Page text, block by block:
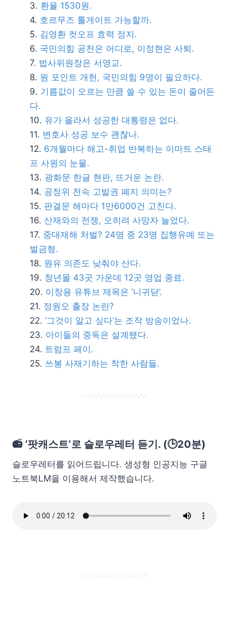
환율 1530원.
호르무즈 톨게이트 가능할까.
김영환 컷오프 효력 정지.
국민의힘 공천은 어디로, 이정현은 사퇴.
법사위원장은 서영교.
원 포인트 개헌, 국민의힘 9명이 필요하다.
기름값이 오르는 만큼 쓸 수 있는 돈이 줄어든
다.
유가 올라서 성공한 대통령은 없다.
변호사 성공 보수 괜찮나.
6개월마다 해고-취업 반복하는 이마트 스태
프 사원의 눈물.
광화문 한글 현판, 뜨거운 논란.
공정위 전속 고발권 폐지 의미는?
판결문 해마다 1만6000건 고친다.
산재와의 전쟁, 오히려 사망자 늘었다.
중대재해 처벌? 24명 중 23명 집행유예 또는
벌금형.
원유 의존도 낮춰야 산다.
청년몰 43곳 가운데 12곳 영업 종료.
이창용 유튜브 제목은 ‘니귀닫’.
정원오 출장 논란?
‘그것이 알고 싶다’는 조작 방송이었나.
아이들의 중독은 설계됐다.
트럼프 페이.
쓰봉 사재기하는 착한 사람들.
📻 ‘팟캐스트’로 슬로우레터 듣기. (🕒20분)
슬로우레터를 읽어드립니다. 생성형 인공지능 구글
노트북LM을 이용해서 제작했습니다.